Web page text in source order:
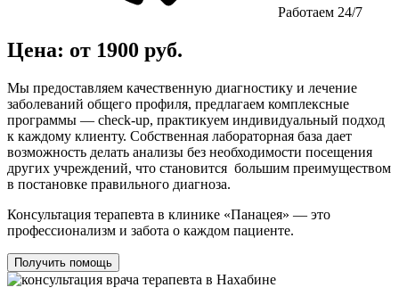
Работаем 24/7
Цена: от 1900 руб.
Мы предоставляем качественную диагностику и лечение
заболеваний общего профиля, предлагаем комплексные
программы — check-up, практикуем индивидуальный подход
к каждому клиенту. Собственная лабораторная база дает
возможность делать анализы без необходимости посещения
других учреждений, что становится большим преимуществом
в постановке правильного диагноза.
Консультация терапевта в клинике «Панацея» — это
профессионализм и забота о каждом пациенте.
Получить помощь